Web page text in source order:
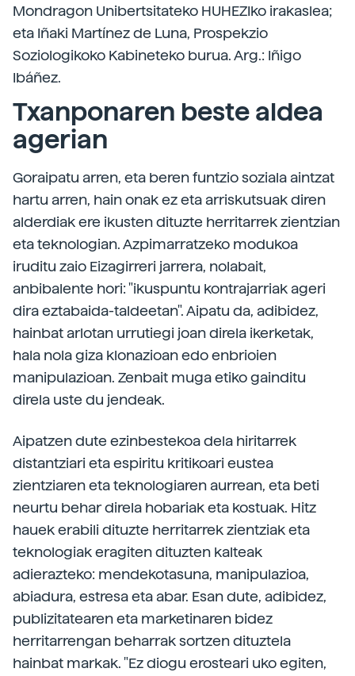
Mondragon Unibertsitateko HUHEZIko irakaslea;
eta Iñaki Martínez de Luna, Prospekzio
Soziologikoko Kabineteko burua. Arg.: Iñigo
Ibáñez.
Txanponaren beste aldea
agerian
Goraipatu arren, eta beren funtzio soziala aintzat
hartu arren, hain onak ez eta arriskutsuak diren
alderdiak ere ikusten dituzte herritarrek zientzian
eta teknologian. Azpimarratzeko modukoa
iruditu zaio Eizagirreri jarrera, nolabait,
anbibalente hori: "ikuspuntu kontrajarriak ageri
dira eztabaida-taldeetan". Aipatu da, adibidez,
hainbat arlotan urrutiegi joan direla ikerketak,
hala nola giza klonazioan edo enbrioien
manipulazioan. Zenbait muga etiko gainditu
direla uste du jendeak.
Aipatzen dute ezinbestekoa dela hiritarrek
distantziari eta espiritu kritikoari eustea
zientziaren eta teknologiaren aurrean, eta beti
neurtu behar direla hobariak eta kostuak. Hitz
hauek erabili dituzte herritarrek zientziak eta
teknologiak eragiten dituzten kalteak
adierazteko: mendekotasuna, manipulazioa,
abiadura, estresa eta abar. Esan dute, adibidez,
publizitatearen eta marketinaren bidez
herritarrengan beharrak sortzen dituztela
hainbat markak. "Ez diogu erosteari uko egiten,